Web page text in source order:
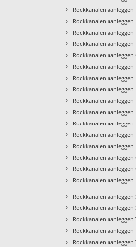
› Rookkanalen aanleggen
› Rookkanalen aanleggen
› Rookkanalen aanleggen
› Rookkanalen aanleggen
› Rookkanalen aanleggen
› Rookkanalen aanleggen
› Rookkanalen aanleggen
› Rookkanalen aanleggen
› Rookkanalen
› Rookkanalen aanleggen
› Rookkanalen aanleggen
› Rookkanalen aanleggen
› Rookkanalen aanleggen
› Rookkanalen aanleggen
› Rookkanalen aanleggen
› Rookkanalen aanleggen
› Rookkanalen aanleggen
› Rookkanalen aanleggen
› Rookkanalen aanleggen
› Rookkanalen aanleggen
› Rookkanalen aanleggen